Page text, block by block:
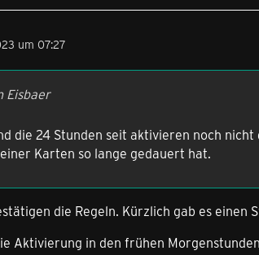
um 07:27
Eisbaer
die 24 Stunden seit aktivieren noch
Karten so lange gedauert hat.
die Regeln. Kürzlich gab es
Aktivierung in den frühen